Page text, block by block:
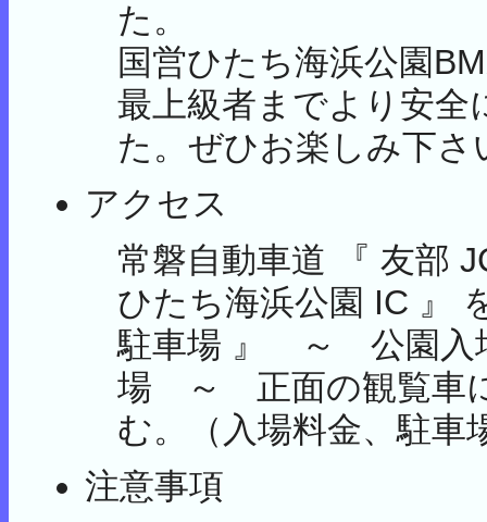
た。
国営ひたち海浜公園
最上級者までより安
た。ぜひお楽しみ下さ
アクセス
常磐自動車道 『 友
ひたち海浜公園 IC
駐車場 』 ～ 公園入
場 ～ 正面の観覧車
む。（入場料金、駐車
注意事項